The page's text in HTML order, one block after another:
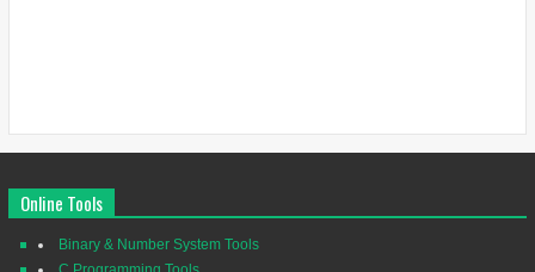
Online Tools
Binary & Number System Tools